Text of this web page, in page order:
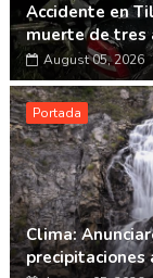
Accidente en
muerte de tres
August 05, 2026
Portada
Clima:
precipitaciones